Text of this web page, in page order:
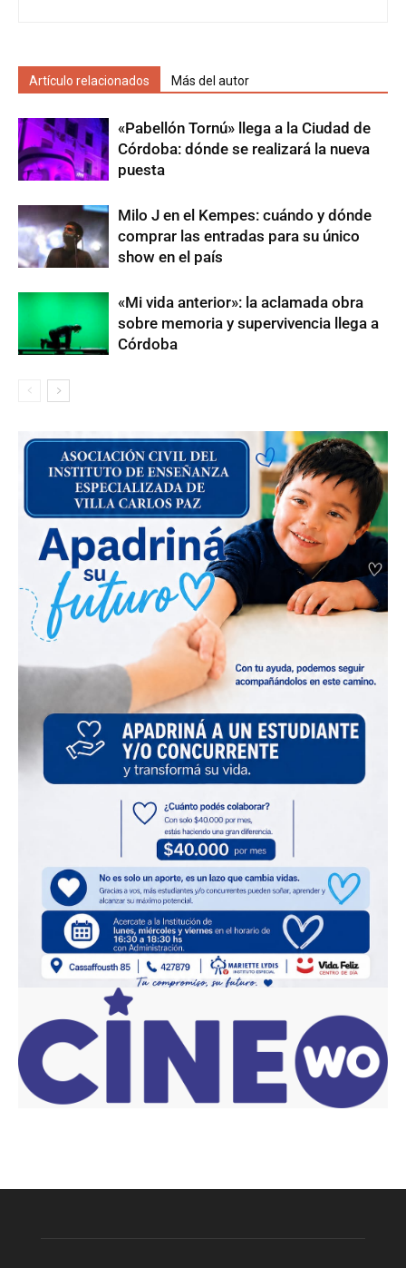
Artículo relacionados Más del autor
«Pabellón Tornú» llega a la Ciudad de
Córdoba: dónde se realizará la nueva
puesta
Milo J en el Kempes: cuándo y dónde
comprar las entradas para su único
show en el país
«Mi vida anterior»: la aclamada obra
sobre memoria y supervivencia llega a
Córdoba